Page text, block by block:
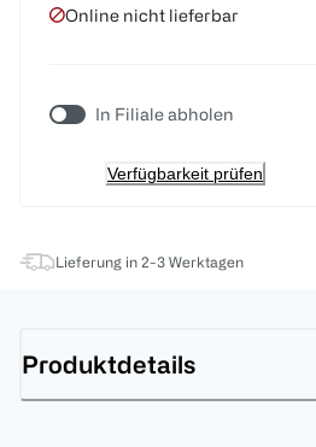
Online nicht lieferbar
In Filiale abholen
Verfügbarkeit prüfen
Lieferung in 2-3 Werktagen
Produktdetails